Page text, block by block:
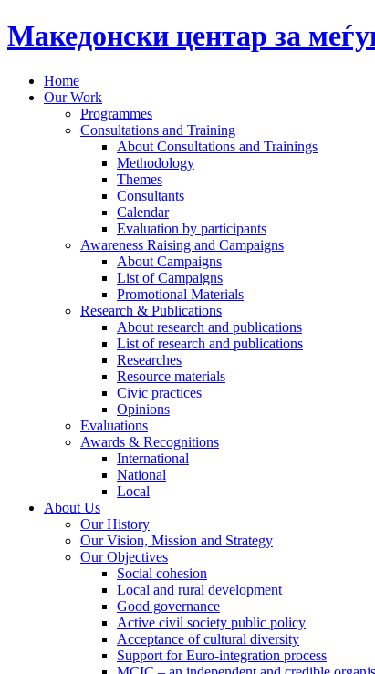
Македонски центар за
Home
Our Work
Programmes
Consultations and Training
About Consultations and Trainings
Methodology
Themes
Consultants
Calendar
Evaluation by participants
Awareness Raising and Campaigns
About Campaigns
List of Campaigns
Promotional Materials
Research & Publications
About research and publications
List of research and publications
Researches
Resource materials
Civic practices
Opinions
Evaluations
Awards & Recognitions
International
National
Local
About Us
Our History
Our Vision, Mission and Strategy
Our Objectives
Social cohesion
Local and rural development
Good governance
Active civil society public policy
Acceptance of cultural diversity
Support for Euro-integration process